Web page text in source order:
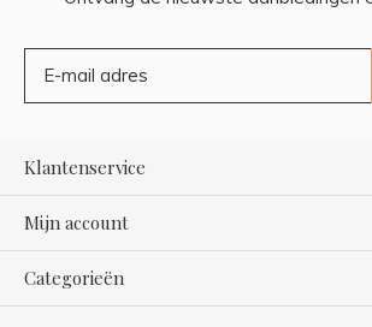
Klantenservice
Mijn account
Categorieën